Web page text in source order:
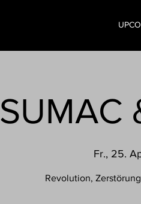
SUMAC
Fr., 25.
Revolution,